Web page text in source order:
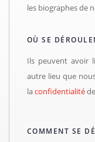
les biographes de
OÙ SE
Ils peuvent avoir
autre lieu que
laconfidentialité
COMMENT SE